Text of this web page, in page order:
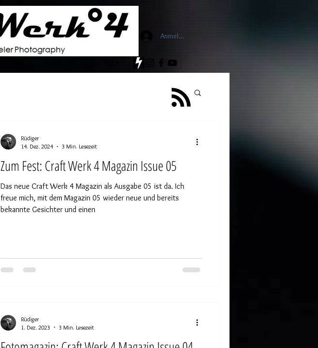
Anmelden
Zum Fest: Craft Werk 4 Magazin Issue 05
Das neue Craft Werk 4 Magazin als Ausgabe 05 ist da. Ich
freue mich, mit dem Magazin 05 wieder neue und bereits
bekannte Gesichter und einen
Rüdiger
14. Dez. 2024
3 Min. Lesezeit
Rüdiger
1. Dez. 2023
3 Min. Lesezeit